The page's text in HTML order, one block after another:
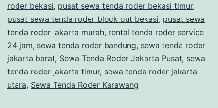
roder bekasi, pusat sewa tenda roder bekasi timur,
pusat sewa tenda roder block out bekasi, pusat sewa
tenda roder jakarta murah, rental tenda roder service
24 jam, sewa tenda roder bandung, sewa tenda roder
jakarta barat, Sewa Tenda Roder Jakarta Pusat, sewa
tenda roder jakarta timur, sewa tenda roder jakarta
utara, Sewa Tenda Roder Karawang